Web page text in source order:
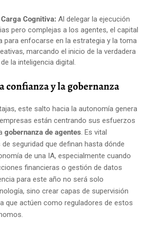
Cognitiva: Al delegar la ejecución
pero complejas a los agentes, el capital
para enfocarse en la estrategia y la toma
marcando el inicio de la verdadera
la inteligencia digital.
confianza y la gobernanza
este salto hacia la autonomía genera
están centrando sus esfuerzos
gobernanza de agentes. Es vital
seguridad que definan hasta dónde
de una IA, especialmente cuando
financieras o gestión de datos
para este año no será solo
sino crear capas de supervisión
que actúen como reguladores de estos